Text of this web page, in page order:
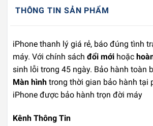
THÔNG TIN SẢN PHẨM
iPhone thanh lý giá rẻ, báo đúng tình
máy. Với chính sách đổi mới hoặc
sinh lỗi trong 45 ngày. Bảo hành toàn
Màn hình trong thời gian bảo hành tại
iPhone được bảo hành trọn đời máy
Kênh Thông Tin